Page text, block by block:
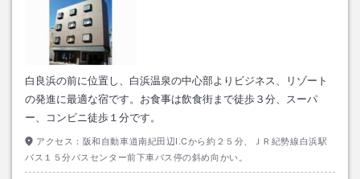
白良浜の前に位置し、白浜温泉の中心部よりビジネス、リゾート
の発進に最適な宿です。お食事は飲食街まで徒歩３分、スーパ
ー、コンビニ徒歩１分です。
アクセス： 阪和自動車道南紀田辺I.Cから約２５分、ＪＲ紀勢線白浜駅
バス１５分バスセンター前下車バス停の斜め向かい。